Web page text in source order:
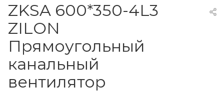
ZKSA 600*350-4L3
ZILON
Прямоугольный
канальный
вентилятор